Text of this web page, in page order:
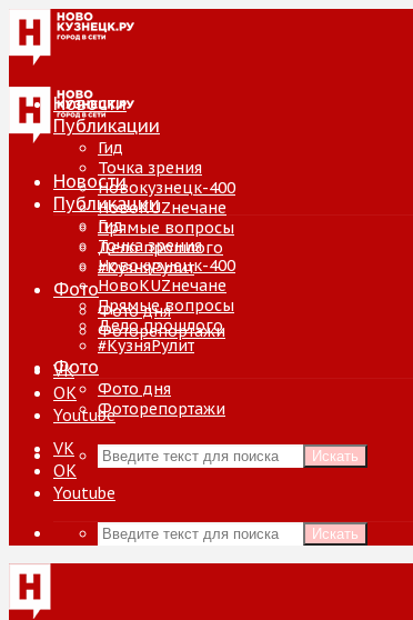
Новости
Публикации
Гид
Точка зрения
Новокузнецк-400
НовоKUZнечане
Прямые вопросы
Дело прошлого
#КузняРулит
Фото
Фото дня
Фоторепортажи
VK
ОК
Youtube
Искать
Новости
Публикации
Гид
Точка зрения
Новокузнецк-400
НовоKUZнечане
Прямые вопросы
Дело прошлого
#КузняРулит
Фото
Фото дня
Фоторепортажи
VK
ОК
Youtube
Искать